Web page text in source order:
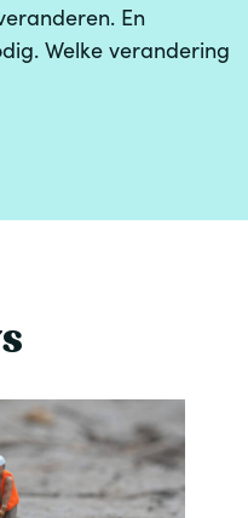
En
Welke verandering